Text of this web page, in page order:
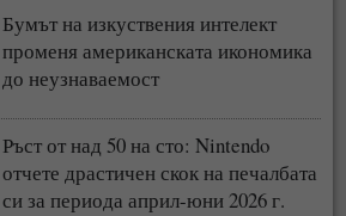
Бумът на изкуствения интелект
променя американската икономика
до неузнаваемост
Ръст от над 50 на сто: Nintendo
отчете драстичен скок на печалбата
си за периода април-юни 2026 г.